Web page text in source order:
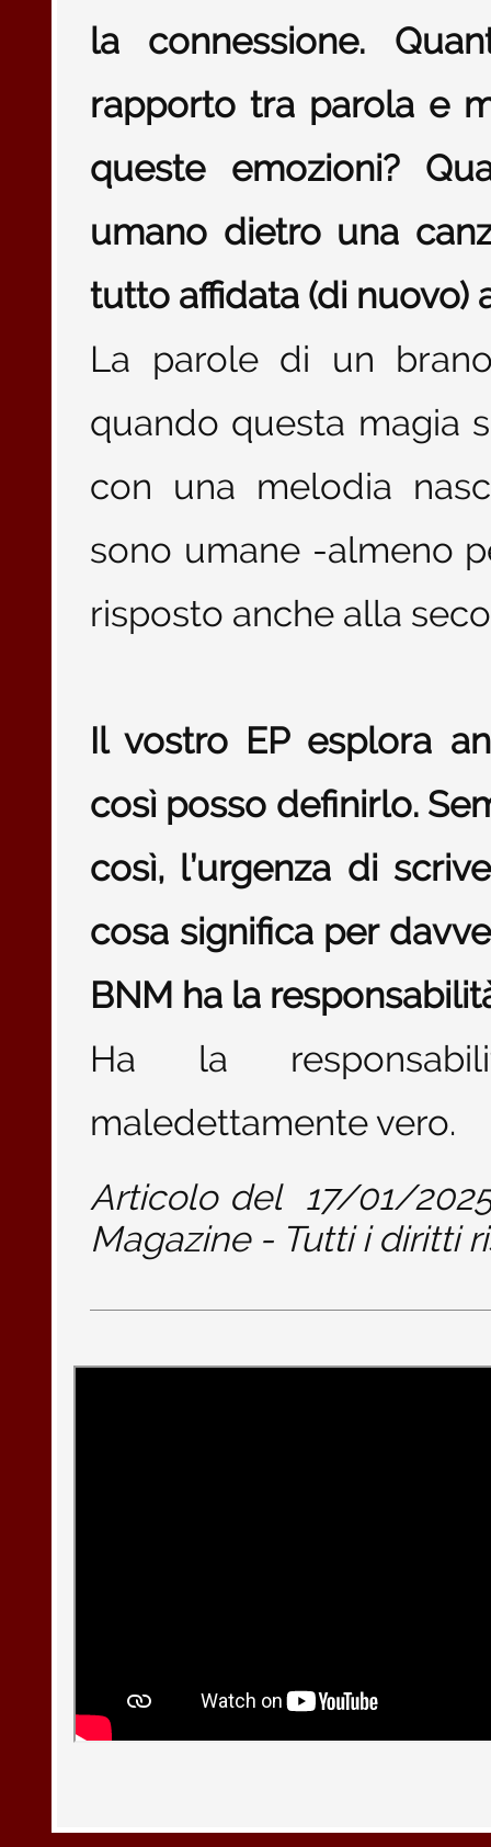
la connessione.
rapporto tra parola e
queste emozioni?
umano dietro una
tutto affidata (di nuovo)
La parole di un
quando questa magia
con una melodia
sono umane -almeno
risposto anche alla
Il vostro EP esplora
così posso definirlo.
così, l’urgenza di
cosa significa per
BNM ha la
Ha la
maledettamente vero.
Articolo del 17/01/
Magazine - Tutti i diritti